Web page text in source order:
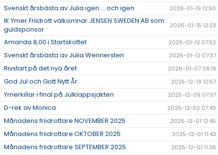
Svenskt årsbästa av Julia igen ….och igen 2026-01-19 12:50
IK Ymer Friidrott välkomnar JENSEN SWEDEN AB som
guldsponsor
2026-01-15 12:23
Amanda 8,00 i Startskottet 2026-01-12 07:52
Svenskt årsbästa av Julia Wennersten 2026-01-12 07:37
Rivstart på det nya året 2026-01-07 08:19
God Jul och Gott Nytt År 2025-12-19 10:57
Ymerkillar i final på Julklappsjakten 2025-12-09 07:37
D-rek av Monica 2025-12-02 07:43
Månadens friidrottare NOVEMBER 2025 2025-12-01 12:45
Månadens friidrottare OKTOBER 2025 2025-12-01 11:43
Månadens friidrottare SEPTEMBER 2025 2025-12-01 11:36